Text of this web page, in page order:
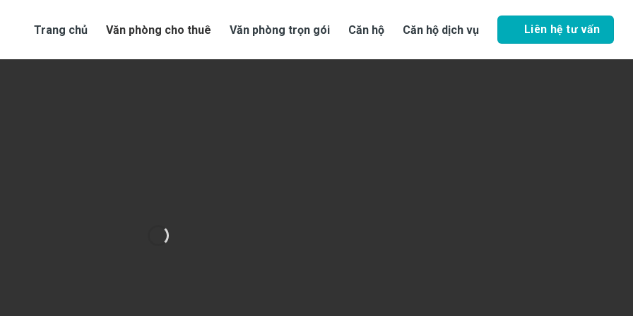
Trang chủ Văn phòng cho thuê Văn phòng trọn gói Căn hộ Căn hộ dịch vụ Liên hệ tư vấn